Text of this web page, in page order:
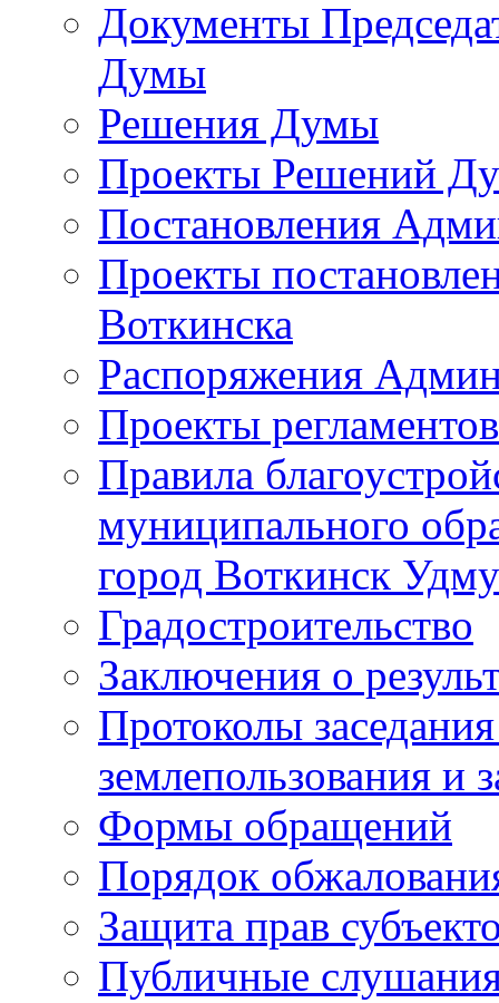
Документы
Думы
Решения Думы
Проекты Решений
Постановления
Проекты
Воткинска
Распоряжения
Проекты
Правила
муниципального
город Воткинск
Градостроительство
Заключения о
Протоколы
землепользования и
Формы обращений
Порядок
Защита прав
Публичные